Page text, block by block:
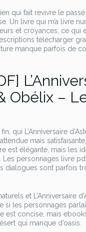
qui fait revivre le
Un livre qui m’a livre
et croyances, ce qui
télécharger
manque parfois de
Obélix –
fin, qui L’Anniversaire
mais
est élégante, mais les
personnages livre
dialogues sont parfois
et L’Anniversaire
si les personnages
est concise, mais
qui manque d’oasis.